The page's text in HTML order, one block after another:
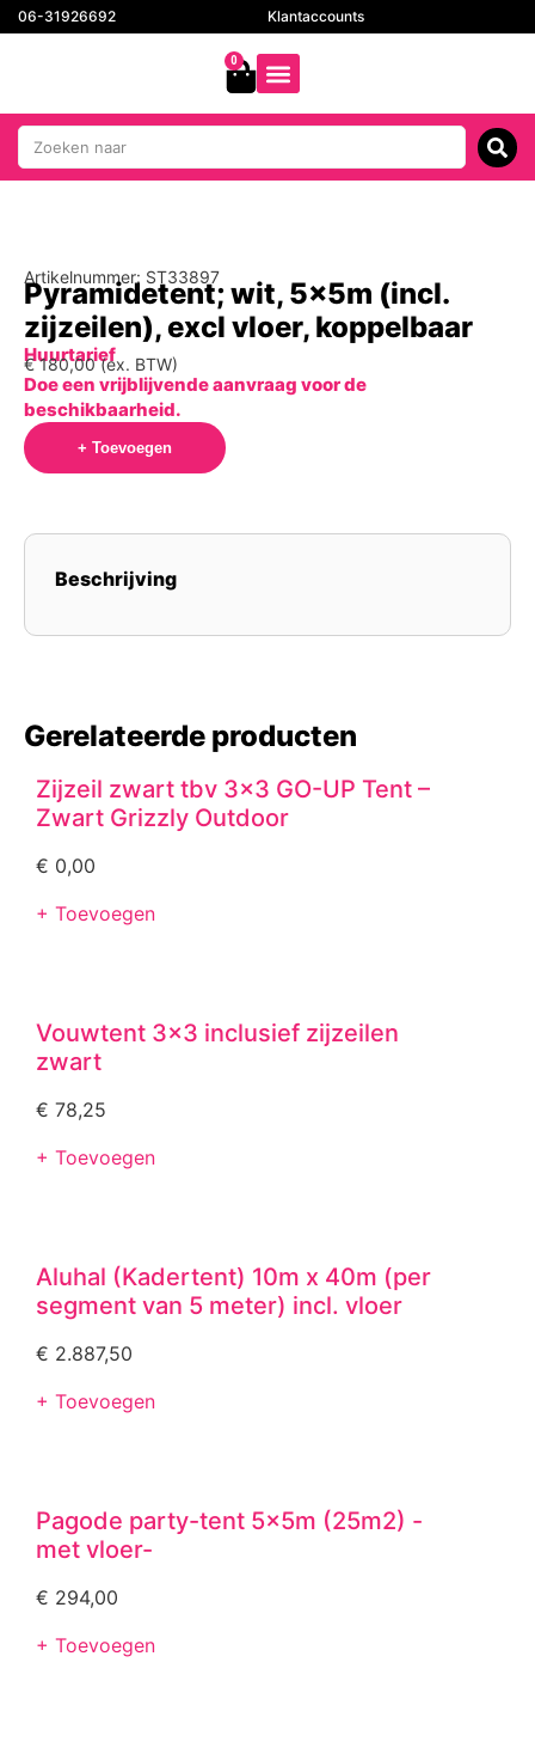
06-31926692 Klantaccounts
0
Artikelnummer: ST33897
Pyramidetent; wit, 5x5m (incl.
zijzeilen), excl vloer, koppelbaar
Huurtarief
€180,00(ex. BTW)
Doe een vrijblijvende aanvraag voor de
beschikbaarheid.
+ Toevoegen
Beschrijving
Gerelateerde producten
Zijzeil zwart tbv 3×3 GO-UP Tent –
Zwart Grizzly Outdoor
€ 0,00
+ Toevoegen
Vouwtent 3×3 inclusief zijzeilen
zwart
€ 78,25
+ Toevoegen
Aluhal (Kadertent) 10m x 40m (per
segment van 5 meter) incl. vloer
€ 2.887,50
+ Toevoegen
Pagode party-tent 5x5m (25m2) -
met vloer-
€ 294,00
+ Toevoegen